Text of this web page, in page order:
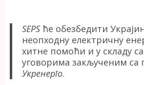
SEPS ће обезбедити
неопходну електричну
хитне помоћи и у складу
уговорима закљученим са
Укренерго.